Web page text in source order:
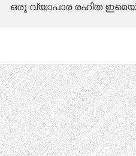
ഒരു വ്യാപാര രഹിത